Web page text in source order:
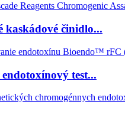
kaskádové činidlo...
test...